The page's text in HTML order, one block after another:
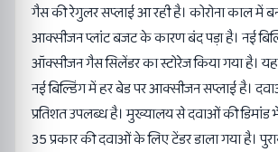
गैस की रेगुलर सप्लाई आ रही है। कोरोना काल में
आक्सीजन प्लांट बजट के कारण बंद पड़ा है। नई
ऑक्सीजन गैस सिलेंडर का स्टोरेज किया गया है।
नई बिल्डिंग में हर बेड पर आक्सीजन सप्लाई है।
प्रतिशत उपलब्ध है। मुख्यालय से दवाओं की डिमांड
35 प्रकार की दवाओं के लिए टेंडर डाला गया है।